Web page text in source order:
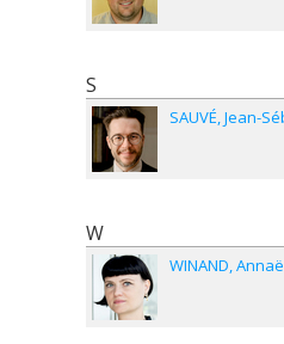
S
SAUVÉ Jean-
W
WINAND